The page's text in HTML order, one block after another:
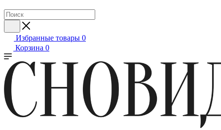
Избранные товары 0
Корзина 0